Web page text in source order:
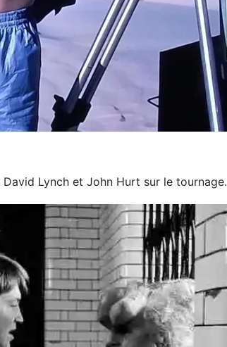
David Lynch et John Hurt sur le tournage.